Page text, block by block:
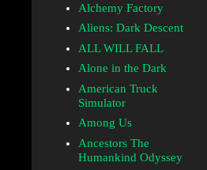
Alchemy Factory
Aliens: Dark Descent
ALL WILL FALL
Alone in the Dark
American Truck
Simulator
Among Us
Ancestors The
Humankind Odyssey